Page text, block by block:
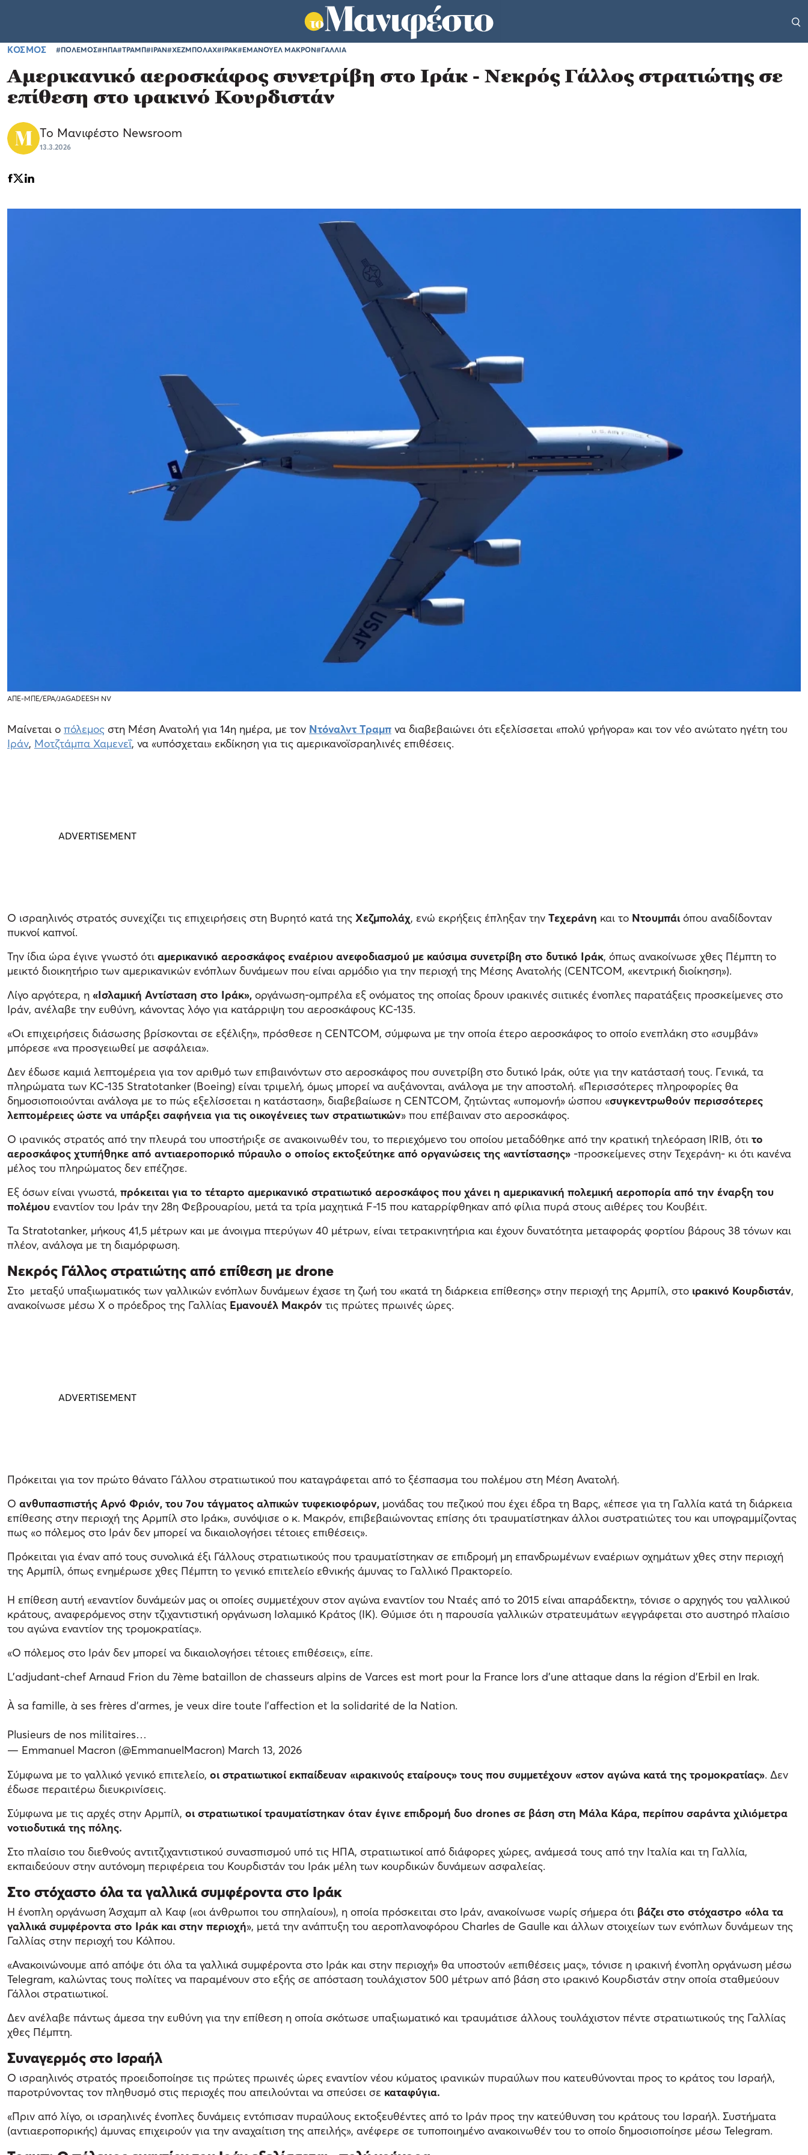
ΚΟΣΜΟΣ #ΠΟΛΕΜΟΣ#ΗΠΑ#ΤΡΑΜΠ#ΙΡΑΝ#ΧΕΖΜΠΟΛΑΧ#ΙΡΑΚ#ΕΜΑΝΟΥΕΛ ΜΑΚΡΟΝ#ΓΑΛΛΙΑ
Αμερικανικό αεροσκάφος συνετρίβη στο Ιράκ - Νεκρός Γάλλος στρατιώτης σε
επίθεση στο ιρακινό Κουρδιστάν
Το Μανιφέστο Newsroom
13.3.2026
ΑΠΕ-ΜΠΕ/EPA/JAGADEESH NV
Μαίνεται ο πόλεμος στη Μέση Ανατολή για 14η ημέρα, με τον Ντόναλντ Τραμπ να διαβεβαιώνει ότι εξελίσσεται «πολύ γρήγορα» και τον νέο ανώτατο ηγέτη του
Ιράν, Μοτζτάμπα Χαμενεΐ, να «υπόσχεται» εκδίκηση για τις αμερικανοϊσραηλινές επιθέσεις.
Ο ισραηλινός στρατός συνεχίζει τις επιχειρήσεις στη Βυρητό κατά της Χεζμπολάχ, ενώ εκρήξεις έπληξαν την Τεχεράνη και το Ντουμπάιόπου αναδίδονταν
πυκνοί καπνοί.
Την ίδια ώρα έγινε γνωστό ότι αμερικανικό αεροσκάφος εναέριου ανεφοδιασμού με καύσιμα συνετρίβη στο δυτικό Ιράκ, όπως ανακοίνωσε χθες Πέμπτη το
μεικτό διοικητήριο των αμερικανικών ενόπλων δυνάμεων που είναι αρμόδιο για την περιοχή της Μέσης Ανατολής (CENTCOM, «κεντρική διοίκηση»).
Λίγο αργότερα, η «Ισλαμική Αντίσταση στο Ιράκ», οργάνωση-ομπρέλα εξ ονόματος της οποίας δρουν ιρακινές σιιτικές ένοπλες παρατάξεις προσκείμενες στο
Ιράν, ανέλαβε την ευθύνη, κάνοντας λόγο για κατάρριψη του αεροσκάφους KC-135.
«Οι επιχειρήσεις διάσωσης βρίσκονται σε εξέλιξη», πρόσθεσε η CENTCOM, σύμφωνα με την οποία έτερο αεροσκάφος το οποίο ενεπλάκη στο «συμβάν»
μπόρεσε «να προσγειωθεί με ασφάλεια».
Δεν έδωσε καμιά λεπτομέρεια για τον αριθμό των επιβαινόντων στο αεροσκάφος που συνετρίβη στο δυτικό Ιράκ, ούτε για την κατάστασή τους. Γενικά, τα
πληρώματα των KC-135 Stratotanker (Boeing) είναι τριμελή, όμως μπορεί να αυξάνονται, ανάλογα με την αποστολή. «Περισσότερες πληροφορίες θα
δημοσιοποιούνται ανάλογα με το πώς εξελίσσεται η κατάσταση», διαβεβαίωσε η CENTCOM, ζητώντας «υπομονή» ώσπου «συγκεντρωθούν περισσότερες
λεπτομέρειες ώστε να υπάρξει σαφήνεια για τις οικογένειες των στρατιωτικών» που επέβαιναν στο αεροσκάφος.
Ο ιρανικός στρατός από την πλευρά του υποστήριξε σε ανακοινωθέν του, το περιεχόμενο του οποίου μεταδόθηκε από την κρατική τηλεόραση IRIB, ότι το
αεροσκάφος χτυπήθηκε από αντιαεροπορικό πύραυλο ο οποίος εκτοξεύτηκε από οργανώσεις της «αντίστασης» -προσκείμενες στην Τεχεράνη- κι ότι κανένα
μέλος του πληρώματος δεν επέζησε.
Εξ όσων είναι γνωστά, πρόκειται για το τέταρτο αμερικανικό στρατιωτικό αεροσκάφος που χάνει η αμερικανική πολεμική αεροπορία από την έναρξη του
πολέμου εναντίον του Ιράν την 28η Φεβρουαρίου, μετά τα τρία μαχητικά F-15 που καταρρίφθηκαν από φίλια πυρά στους αιθέρες του Κουβέιτ.
Τα Stratotanker, μήκους 41,5 μέτρων και με άνοιγμα πτερύγων 40 μέτρων, είναι τετρακινητήρια και έχουν δυνατότητα μεταφοράς φορτίου βάρους 38 τόνων και
πλέον, ανάλογα με τη διαμόρφωση.
Νεκρός Γάλλος στρατιώτης από επίθεση με drone
Στο μεταξύ υπαξιωματικός των γαλλικών ενόπλων δυνάμεων έχασε τη ζωή του «κατά τη διάρκεια επίθεσης» στην περιοχή της Αρμπίλ, στο ιρακινό Κουρδιστάν,
ανακοίνωσε μέσω X ο πρόεδρος της Γαλλίας Εμανουέλ Μακρόν τις πρώτες πρωινές ώρες.
Πρόκειται για τον πρώτο θάνατο Γάλλου στρατιωτικού που καταγράφεται από το ξέσπασμα του πολέμου στη Μέση Ανατολή.
Ο ανθυπασπιστής Αρνό Φριόν, του 7ου τάγματος αλπικών τυφεκιοφόρων, μονάδας του πεζικού που έχει έδρα τη Βαρς, «έπεσε για τη Γαλλία κατά τη διάρκεια
επίθεσης στην περιοχή της Αρμπίλ στο Ιράκ», συνόψισε ο κ. Μακρόν, επιβεβαιώνοντας επίσης ότι τραυματίστηκαν άλλοι συστρατιώτες του και υπογραμμίζοντας
πως «ο πόλεμος στο Ιράν δεν μπορεί να δικαιολογήσει τέτοιες επιθέσεις».
Πρόκειται για έναν από τους συνολικά έξι Γάλλους στρατιωτικούς που τραυματίστηκαν σε επιδρομή μη επανδρωμένων εναέριων οχημάτων χθες στην περιοχή
της Αρμπίλ, όπως ενημέρωσε χθες Πέμπτη το γενικό επιτελείο εθνικής άμυνας το Γαλλικό Πρακτορείο.
Η επίθεση αυτή «εναντίον δυνάμεών μας οι οποίες συμμετέχουν στον αγώνα εναντίον του Νταές από το 2015 είναι απαράδεκτη», τόνισε ο αρχηγός του γαλλικού
κράτους, αναφερόμενος στην τζιχαντιστική οργάνωση Ισλαμικό Κράτος (ΙΚ). Θύμισε ότι η παρουσία γαλλικών στρατευμάτων «εγγράφεται στο αυστηρό πλαίσιο
του αγώνα εναντίον της τρομοκρατίας».
«Ο πόλεμος στο Ιράν δεν μπορεί να δικαιολογήσει τέτοιες επιθέσεις», είπε.
L’adjudant-chef Arnaud Frion du 7ème bataillon de chasseurs alpins de Varces est mort pour la France lors d’une attaque dans la région d’Erbil en Irak.
À sa famille, à ses frères d’armes, je veux dire toute l’affection et la solidarité de la Nation.
Plusieurs de nos militaires…
— Emmanuel Macron (@EmmanuelMacron) March 13, 2026
Σύμφωνα με το γαλλικό γενικό επιτελείο, οι στρατιωτικοί εκπαίδευαν «ιρακινούς εταίρους» τους που συμμετέχουν «στον αγώνα κατά της τρομοκρατίας». Δεν
έδωσε περαιτέρω διευκρινίσεις.
Σύμφωνα με τις αρχές στην Αρμπίλ, οι στρατιωτικοί τραυματίστηκαν όταν έγινε επιδρομή δυο drones σε βάση στη Μάλα Κάρα, περίπου σαράντα χιλιόμετρα
νοτιοδυτικά της πόλης.
Στο πλαίσιο του διεθνούς αντιτζιχαντιστικού συνασπισμού υπό τις ΗΠΑ, στρατιωτικοί από διάφορες χώρες, ανάμεσά τους από την Ιταλία και τη Γαλλία,
εκπαιδεύουν στην αυτόνομη περιφέρεια του Κουρδιστάν του Ιράκ μέλη των κουρδικών δυνάμεων ασφαλείας.
Στο στόχαστο όλα τα γαλλικά συμφέροντα στο Ιράκ
Η ένοπλη οργάνωση Άσχαμπ αλ Καφ («οι άνθρωποι του σπηλαίου»), η οποία πρόσκειται στο Ιράν, ανακοίνωσε νωρίς σήμερα ότι βάζει στο στόχαστρο «όλα τα
γαλλικά συμφέροντα στο Ιράκ και στην περιοχή», μετά την ανάπτυξη του αεροπλανοφόρου Charles de Gaulle και άλλων στοιχείων των ενόπλων δυνάμεων της
Γαλλίας στην περιοχή του Κόλπου.
«Ανακοινώνουμε από απόψε ότι όλα τα γαλλικά συμφέροντα στο Ιράκ και στην περιοχή» θα υποστούν «επιθέσεις μας», τόνισε η ιρακινή ένοπλη οργάνωση μέσω
Telegram, καλώντας τους πολίτες να παραμένουν στο εξής σε απόσταση τουλάχιστον 500 μέτρων από βάση στο ιρακινό Κουρδιστάν στην οποία σταθμεύουν
Γάλλοι στρατιωτικοί.
Δεν ανέλαβε πάντως άμεσα την ευθύνη για την επίθεση η οποία σκότωσε υπαξιωματικό και τραυμάτισε άλλους τουλάχιστον πέντε στρατιωτικούς της Γαλλίας
χθες Πέμπτη.
Συναγερμός στο Ισραήλ
Ο ισραηλινός στρατός προειδοποίησε τις πρώτες πρωινές ώρες εναντίον νέου κύματος ιρανικών πυραύλων που κατευθύνονται προς το κράτος του Ισραήλ,
παροτρύνοντας τον πληθυσμό στις περιοχές που απειλούνται να σπεύσει σε καταφύγια.
«Πριν από λίγο, οι ισραηλινές ένοπλες δυνάμεις εντόπισαν πυραύλους εκτοξευθέντες από το Ιράν προς την κατεύθυνση του κράτους του Ισραήλ. Συστήματα
(αντιαεροπορικής) άμυνας επιχειρούν για την αναχαίτιση της απειλής», ανέφερε σε τυποποιημένο ανακοινωθέν του το οποίο δημοσιοποίησε μέσω Telegram.